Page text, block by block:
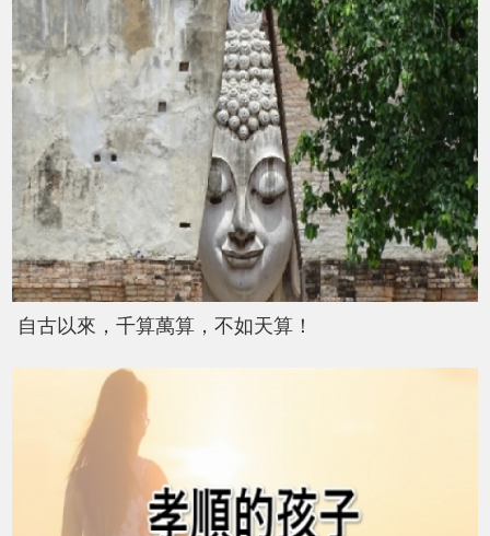
自古以來，千算萬算，不如天算！